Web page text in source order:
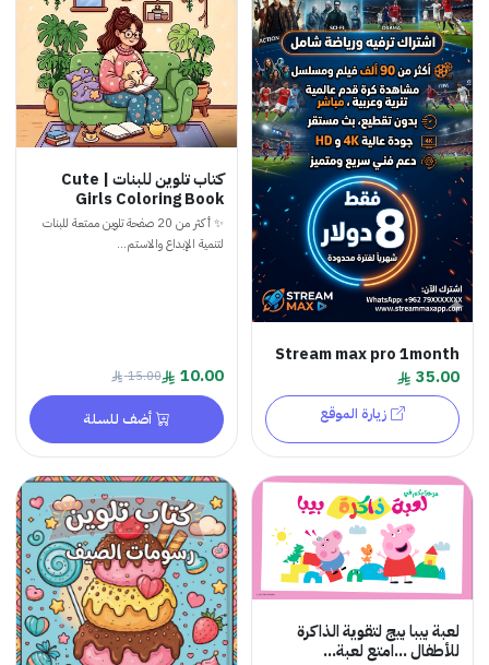
Stream max pro 1month
35.00
زيارة الموقع
كتاب تلوين للبنات | Cute
Girls Coloring Book
✨ أكثر من 20 صفحة تلوين ممتعة للبنات
لتنمية الإبداع والاستم...
10.00
15.00
أضف للسلة
لعبة بيبا بيج لتقوية الذاكرة
للأطفال ...امتع لعبة...